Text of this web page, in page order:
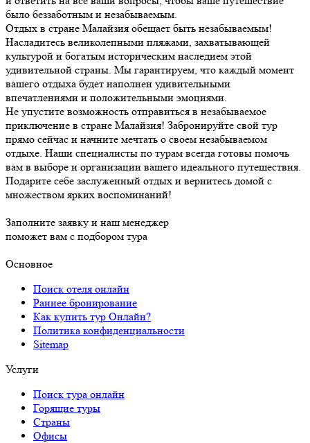
было беззаботным и незабываемым.
Отдых в стране Малайзия обещает быть незабываемым!
Насладитесь великолепными пляжами, захватывающей
культурой и богатым историческим наследием этой
удивительной страны. Мы гарантируем, что каждый момент
вашего отдыха будет наполнен удивительными
впечатлениями и положительными эмоциями.
Не упустите возможность отправиться в незабываемое
приключение в стране Малайзия! Забронируйте свой тур
прямо сейчас и начните мечтать о своем незабываемом
отдыхе. Наши специалисты по турам всегда готовы помочь
вам в выборе и организации вашего идеального путешествия.
Подарите себе заслуженный отдых и вернитесь домой с
множеством ярких воспоминаний!
Заполните заявку и наш менеджер
поможет вам с подбором тура
Основное
Поиск отеля онлайн
Раннее бронирование
Как купить тур Онлайн?
Политика конфиденциальности
Sitemap
Услуги
Поиск тура онлайн
Горящие туры
Страны
Офисы